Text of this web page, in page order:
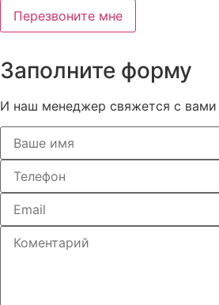
Перезвоните мне
Заполните форму
И наш менеджер свяжется с